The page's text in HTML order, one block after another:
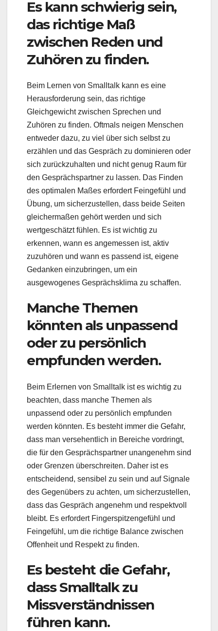
Es kann schwierig sein,
das richtige Maß
zwischen Reden und
Zuhören zu finden.
Beim Lernen von Smalltalk kann es eine
Herausforderung sein, das richtige
Gleichgewicht zwischen Sprechen und
Zuhören zu finden. Oftmals neigen Menschen
entweder dazu, zu viel über sich selbst zu
erzählen und das Gespräch zu dominieren oder
sich zurückzuhalten und nicht genug Raum für
den Gesprächspartner zu lassen. Das Finden
des optimalen Maßes erfordert Feingefühl und
Übung, um sicherzustellen, dass beide Seiten
gleichermaßen gehört werden und sich
wertgeschätzt fühlen. Es ist wichtig zu
erkennen, wann es angemessen ist, aktiv
zuzuhören und wann es passend ist, eigene
Gedanken einzubringen, um ein
ausgewogenes Gesprächsklima zu schaffen.
Manche Themen
könnten als unpassend
oder zu persönlich
empfunden werden.
Beim Erlernen von Smalltalk ist es wichtig zu
beachten, dass manche Themen als
unpassend oder zu persönlich empfunden
werden könnten. Es besteht immer die Gefahr,
dass man versehentlich in Bereiche vordringt,
die für den Gesprächspartner unangenehm sind
oder Grenzen überschreiten. Daher ist es
entscheidend, sensibel zu sein und auf Signale
des Gegenübers zu achten, um sicherzustellen,
dass das Gespräch angenehm und respektvoll
bleibt. Es erfordert Fingerspitzengefühl und
Feingefühl, um die richtige Balance zwischen
Offenheit und Respekt zu finden.
Es besteht die Gefahr,
dass Smalltalk zu
Missverständnissen
führen kann.